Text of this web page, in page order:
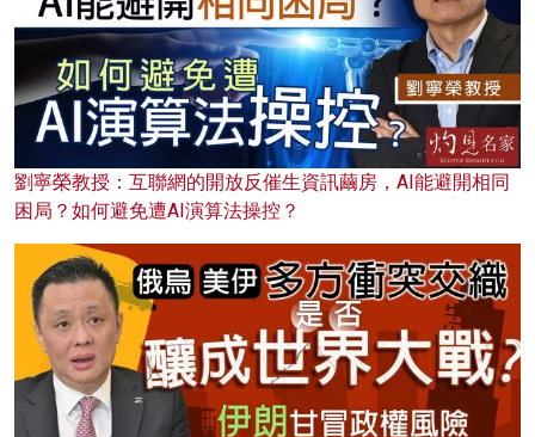
劉寧榮教授：互聯網的開放反催生資訊繭房，AI能避開相同
困局？如何避免遭AI演算法操控？